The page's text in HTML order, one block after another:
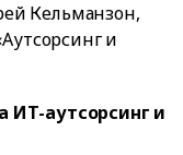
Кельманзон,
и
ИТ-аутсорсинг и